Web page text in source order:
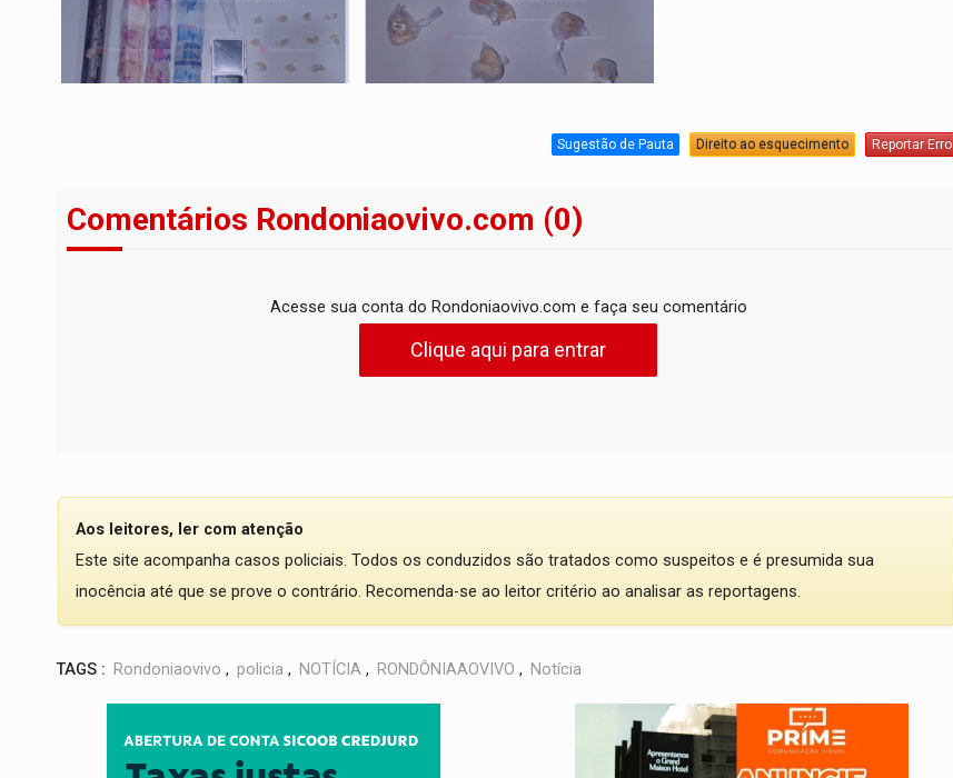
Sugestão de Pauta Direito ao esquecimento Reportar Erro
Comentários Rondoniaovivo.com (0)
Acesse sua conta do Rondoniaovivo.com e faça seu comentário
Clique aqui para entrar
Aos leitores, ler com atenção
Este site acompanha casos policiais. Todos os conduzidos são tratados como suspeitos e é presumida sua
inocência até que se prove o contrário. Recomenda-se ao leitor critério ao analisar as reportagens.
TAGS : Rondoniaovivo , policia , NOTÍCIA , RONDÔNIAAOVIVO , Notícia